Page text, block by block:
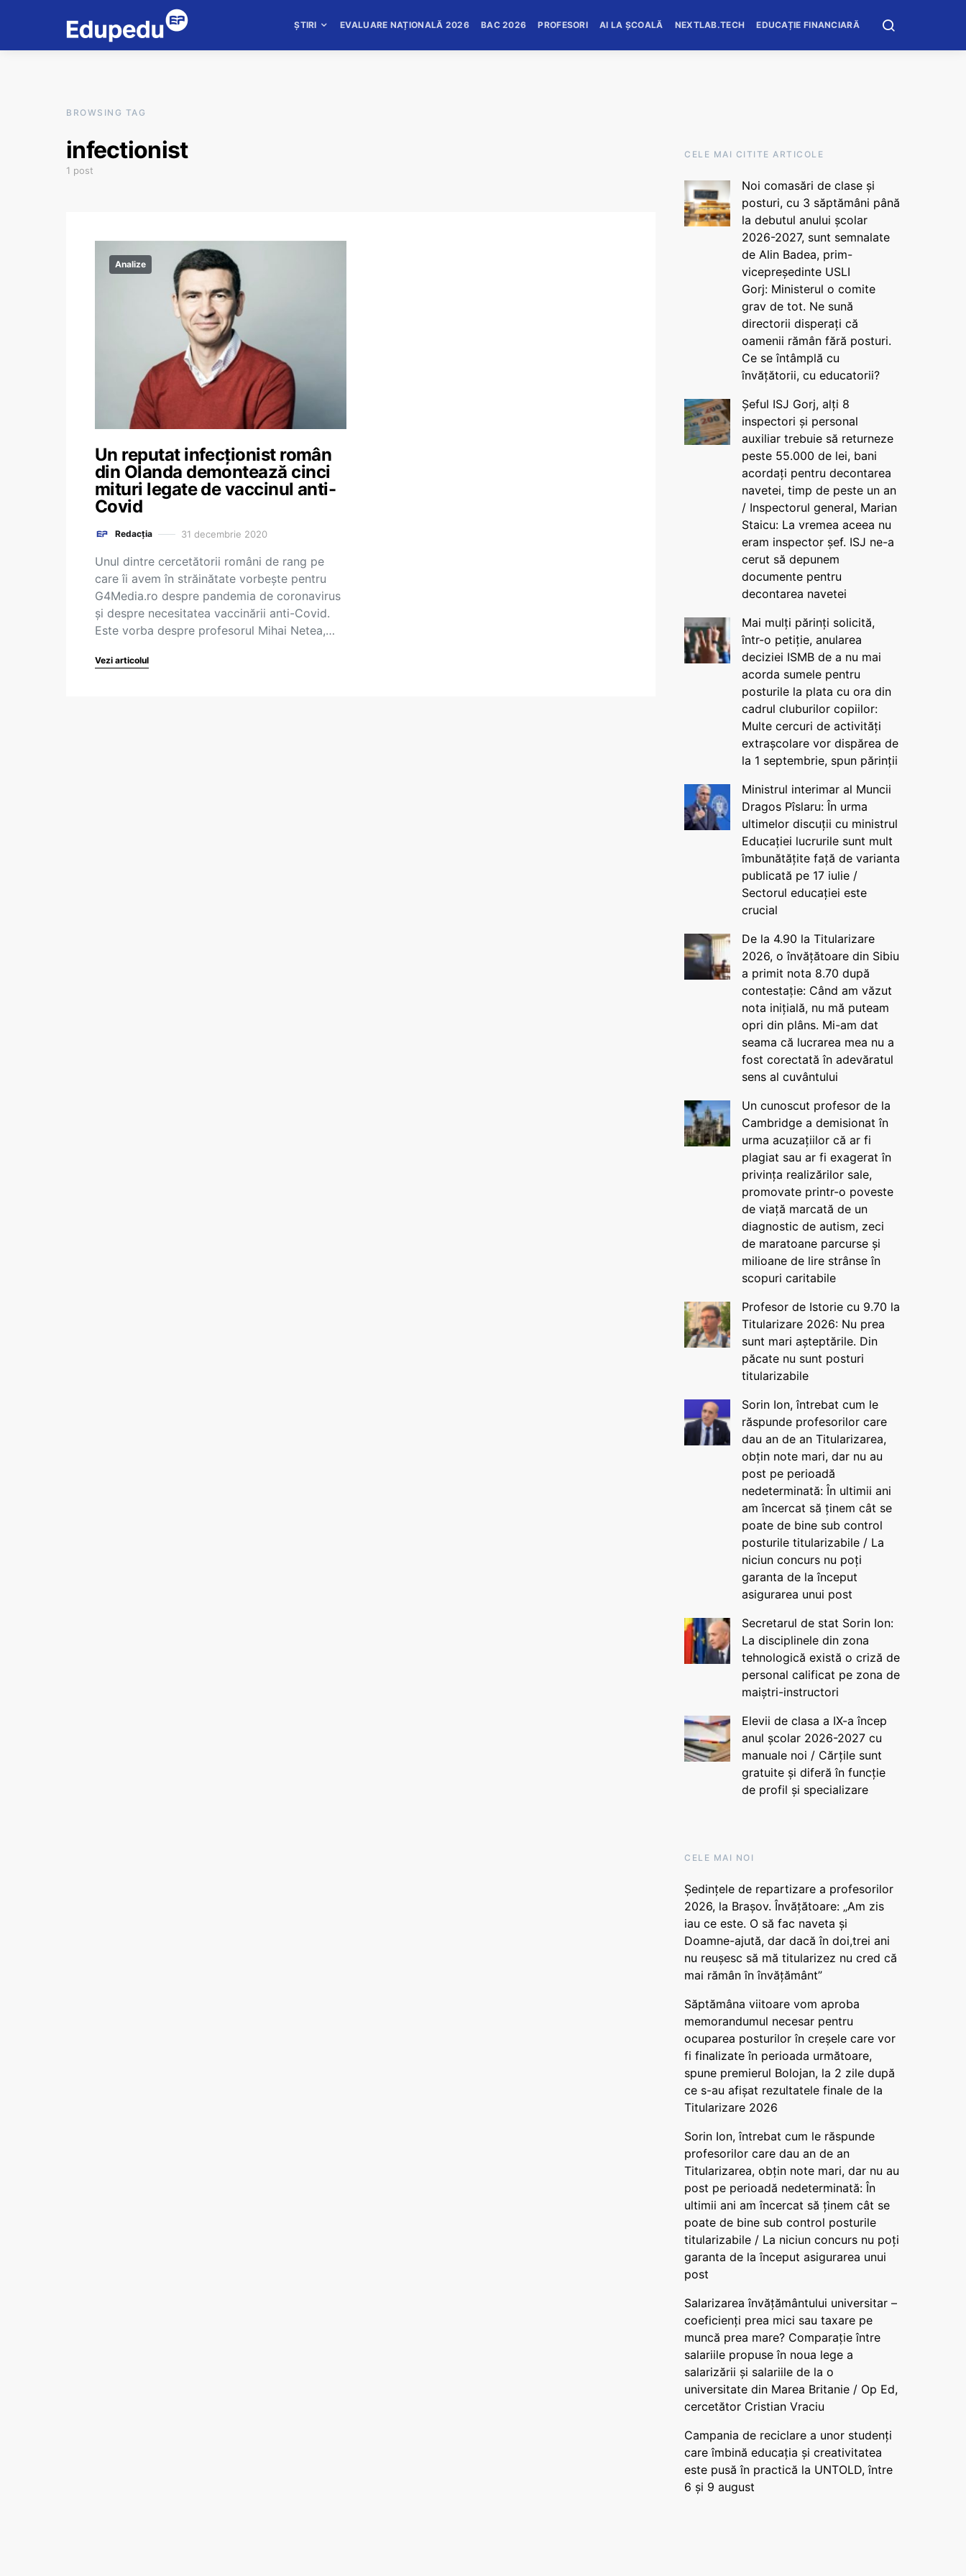
ȘTIRI EVALUARE NAȚIONALĂ 2026 BAC 2026 PROFESORI AI LA ȘCOALĂ NEXTLAB.TECH EDUCAȚIE FINANCIARĂ
BROWSING TAG
infectionist
1 post
Analize
Un reputat infecționist român
din Olanda demontează cinci
mituri legate de vaccinul anti-
Covid
Redacția 31 decembrie 2020
Unul dintre cercetătorii români de rang pe
care îi avem în străinătate vorbește pentru
G4Media.ro despre pandemia de coronavirus
și despre necesitatea vaccinării anti-Covid.
Este vorba despre profesorul Mihai Netea,…
Vezi articolul
CELE MAI CITITE ARTICOLE
Noi comasări de clase și
posturi, cu 3 săptămâni până
la debutul anului școlar
2026-2027, sunt semnalate
de Alin Badea, prim-
vicepreședinte USLI
Gorj: Ministerul o comite
grav de tot. Ne sună
directorii disperați că
oamenii rămân fără posturi.
Ce se întâmplă cu
învățătorii, cu educatorii?
Șeful ISJ Gorj, alți 8
inspectori și personal
auxiliar trebuie să returneze
peste 55.000 de lei, bani
acordați pentru decontarea
navetei, timp de peste un an
/ Inspectorul general, Marian
Staicu: La vremea aceea nu
eram inspector șef. ISJ ne-a
cerut să depunem
documente pentru
decontarea navetei
Mai mulți părinți solicită,
într-o petiție, anularea
deciziei ISMB de a nu mai
acorda sumele pentru
posturile la plata cu ora din
cadrul cluburilor copiilor:
Multe cercuri de activități
extrașcolare vor dispărea de
la 1 septembrie, spun părinții
Ministrul interimar al Muncii
Dragos Pîslaru: În urma
ultimelor discuții cu ministrul
Educației lucrurile sunt mult
îmbunătățite față de varianta
publicată pe 17 iulie /
Sectorul educației este
crucial
De la 4.90 la Titularizare
2026, o învățătoare din Sibiu
a primit nota 8.70 după
contestație: Când am văzut
nota inițială, nu mă puteam
opri din plâns. Mi-am dat
seama că lucrarea mea nu a
fost corectată în adevăratul
sens al cuvântului
Un cunoscut profesor de la
Cambridge a demisionat în
urma acuzațiilor că ar fi
plagiat sau ar fi exagerat în
privința realizărilor sale,
promovate printr-o poveste
de viață marcată de un
diagnostic de autism, zeci
de maratoane parcurse și
milioane de lire strânse în
scopuri caritabile
Profesor de Istorie cu 9.70 la
Titularizare 2026: Nu prea
sunt mari așteptările. Din
păcate nu sunt posturi
titularizabile
Sorin Ion, întrebat cum le
răspunde profesorilor care
dau an de an Titularizarea,
obțin note mari, dar nu au
post pe perioadă
nedeterminată: În ultimii ani
am încercat să ținem cât se
poate de bine sub control
posturile titularizabile / La
niciun concurs nu poți
garanta de la început
asigurarea unui post
Secretarul de stat Sorin Ion:
La disciplinele din zona
tehnologică există o criză de
personal calificat pe zona de
maiștri-instructori
Elevii de clasa a IX-a încep
anul școlar 2026-2027 cu
manuale noi / Cărțile sunt
gratuite și diferă în funcție
de profil și specializare
CELE MAI NOI
Ședințele de repartizare a profesorilor
2026, la Brașov. Învățătoare: „Am zis
iau ce este. O să fac naveta și
Doamne-ajută, dar dacă în doi,trei ani
nu reușesc să mă titularizez nu cred că
mai rămân în învățământ”
Săptămâna viitoare vom aproba
memorandumul necesar pentru
ocuparea posturilor în creșele care vor
fi finalizate în perioada următoare,
spune premierul Bolojan, la 2 zile după
ce s-au afișat rezultatele finale de la
Titularizare 2026
Sorin Ion, întrebat cum le răspunde
profesorilor care dau an de an
Titularizarea, obțin note mari, dar nu au
post pe perioadă nedeterminată: În
ultimii ani am încercat să ținem cât se
poate de bine sub control posturile
titularizabile / La niciun concurs nu poți
garanta de la început asigurarea unui
post
Salarizarea învățământului universitar –
coeficienți prea mici sau taxare pe
muncă prea mare? Comparație între
salariile propuse în noua lege a
salarizării și salariile de la o
universitate din Marea Britanie / Op Ed,
cercetător Cristian Vraciu
Campania de reciclare a unor studenți
care îmbină educația și creativitatea
este pusă în practică la UNTOLD, între
6 și 9 august